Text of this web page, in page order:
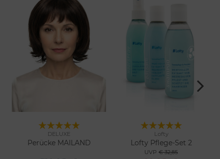
11 Farben Merken
DELUXE
Perücke MAILAND
Merken
Lofty
Lofty Pflege-Set 2
UVP € 32,85